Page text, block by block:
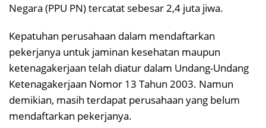
Negara (PPU PN) tercatat sebesar 2,4 juta jiwa.
Kepatuhan perusahaan dalam mendaftarkan
pekerjanya untuk jaminan kesehatan maupun
ketenagakerjaan telah diatur dalam Undang-Undang
Ketenagakerjaan Nomor 13 Tahun 2003. Namun
demikian, masih terdapat perusahaan yang belum
mendaftarkan pekerjanya.